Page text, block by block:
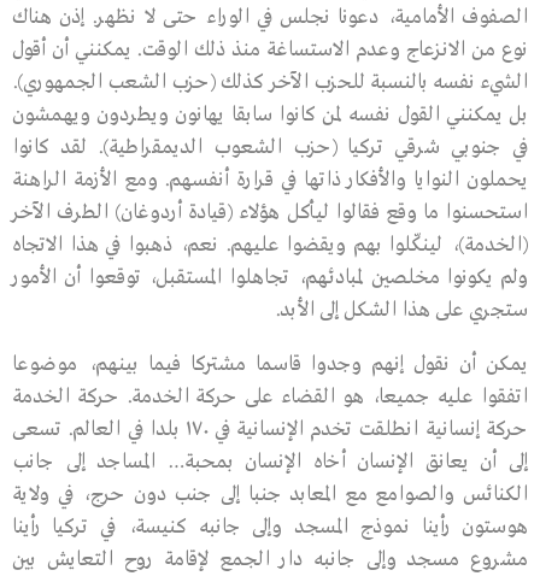
الصفوف الأمامية، دعونا نجلس في الوراء حتى لا نظهر. إذن هناك
نوع من الانزعاج وعدم الاستساغة منذ ذلك الوقت. يمكنني أن أقول
الشيء نفسه بالنسبة للحزب الآخر كذلك (حزب الشعب الجمهوري).
بل يمكنني القول نفسه لمن كانوا سابقا يهانون ويطردون ويهمشون
في جنوبي شرقي تركيا (حزب الشعوب الديمقراطية). لقد كانوا
يحملون النوايا والأفكار ذاتها في قرارة أنفسهم. ومع الأزمة الراهنة
استحسنوا ما وقع فقالوا ليأكل هؤلاء (قيادة أردوغان) الطرف الآخر
(الخدمة)، لينكّلوا بهم ويقضوا عليهم. نعم، ذهبوا في هذا الاتجاه
ولم يكونوا مخلصين لمبادئهم، تجاهلوا المستقبل، توقعوا أن الأمور
ستجري على هذا الشكل إلى الأبد.
يمكن أن نقول إنهم وجدوا قاسما مشتركا فيما بينهم، موضوعا
اتفقوا عليه جميعا، هو القضاء على حركة الخدمة. حركة الخدمة
حركة إنسانية انطلقت تخدم الإنسانية في ١٧٠ بلدا في العالم. تسعى
إلى أن يعانق الإنسان أخاه الإنسان بمحبة… المساجد إلى جانب
الكنائس والصوامع مع المعابد جنبا إلى جنب دون حرج، في ولاية
هوستون رأينا نموذج المسجد وإلى جانبه كنيسة، في تركيا رأينا
مشروع مسجد وإلى جانبه دار الجمع لإقامة روح التعايش بين